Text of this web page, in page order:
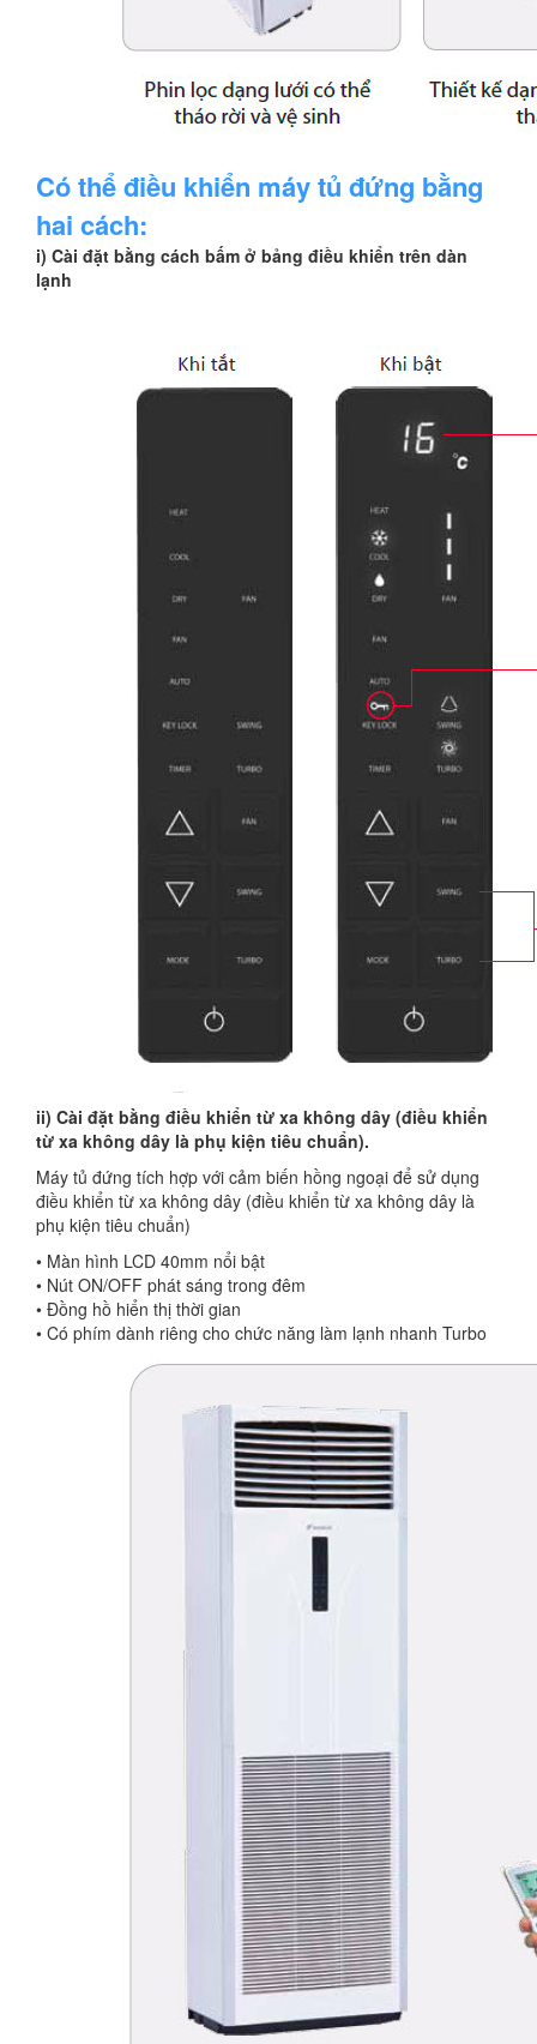
Có thể điều khiển máy tủ đứng bằng
hai cách:
i) Cài đặt bằng cách bấm ở bảng điều khiển trên dàn
lạnh
ii) Cài đặt bằng điều khiển từ xa không dây (điều khiển
từ xa không dây là phụ kiện tiêu chuẩn).
Máy tủ đứng tích hợp với cảm biến hồng ngoại để sử dụng
điều khiển từ xa không dây (điều khiển từ xa không dây là
phụ kiện tiêu chuẩn)
• Màn hình LCD 40mm nổi bật
• Nút ON/OFF phát sáng trong đêm
• Đồng hồ hiển thị thời gian
• Có phím dành riêng cho chức năng làm lạnh nhanh Turbo